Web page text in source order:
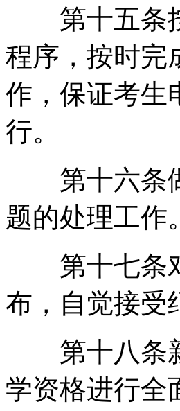
第十五条按
程序，按时完
作，保证考生
行。
第十六条做
题的处理工作。
第十七条对
布，自觉接受
第十八条新
学资格进行全